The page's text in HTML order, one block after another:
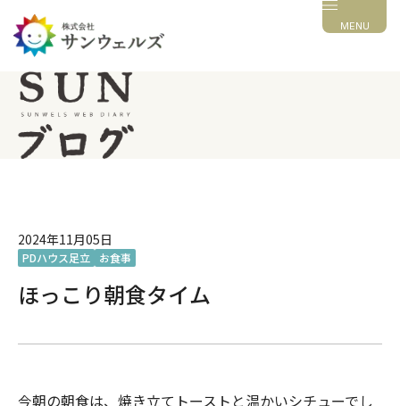
MENU
2024年11月05日
PDハウス足立 お食事
ほっこり朝食タイム
今朝の朝食は、焼き立てトーストと温かいシチューでし